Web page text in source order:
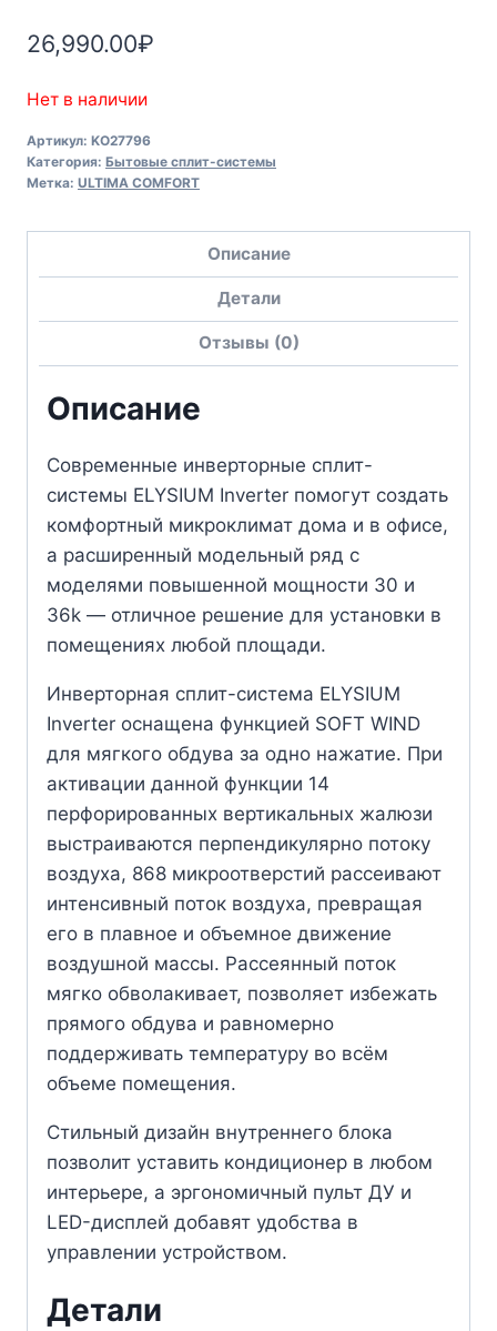
26,990.00₽
Нет в наличии
Артикул: KO27796
Категория: Бытовые сплит-системы
Метка: ULTIMA COMFORT
Описание
Детали
Отзывы (0)
Описание
Современные инверторные сплит-
системы ELYSIUM Inverter помогут создать
комфортный микроклимат дома и в офисе,
а расширенный модельный ряд с
моделями повышенной мощности 30 и
36k — отличное решение для установки в
помещениях любой площади.
Инверторная сплит-система ELYSIUM
Inverter оснащена функцией SOFT WIND
для мягкого обдува за одно нажатие. При
активации данной функции 14
перфорированных вертикальных жалюзи
выстраиваются перпендикулярно потоку
воздуха, 868 микроотверстий рассеивают
интенсивный поток воздуха, превращая
его в плавное и объемное движение
воздушной массы. Рассеянный поток
мягко обволакивает, позволяет избежать
прямого обдува и равномерно
поддерживать температуру во всём
объеме помещения.
Стильный дизайн внутреннего блока
позволит уставить кондиционер в любом
интерьере, а эргономичный пульт ДУ и
LED-дисплей добавят удобства в
управлении устройством.
Детали